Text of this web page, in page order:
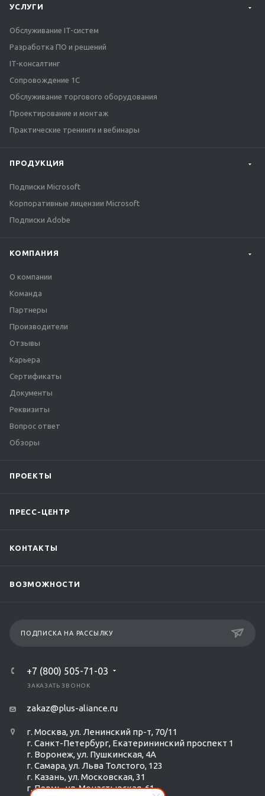
УСЛУГИ
Обслуживание IT-систем
Разработка ПО и решений
IT-консалтинг
Сопровождение 1С
Обслуживание торгового оборудования
Проектирование и монтаж
Практические тренинги и вебинары
ПРОДУКЦИЯ
Подписки Microsoft
Корпоративные лицензии Microsoft
Подписки Adobe
КОМПАНИЯ
О компании
Команда
Партнеры
Производители
Отзывы
Карьера
Сертификаты
Документы
Реквизиты
Вопрос ответ
Обзоры
ПРОЕКТЫ
ПРЕСС-ЦЕНТР
КОНТАКТЫ
ВОЗМОЖНОСТИ
ПОДПИСКА НА РАССЫЛКУ
+7 (800) 505-71-03
ЗАКАЗАТЬ ЗВОНОК
zakaz@plus-aliance.ru
г. Москва, ул. Ленинский пр-т, 70/11
г. Санкт-Петербург, Екатерининский проспект 1
г. Воронеж, ул. Пушкинская, 4А
г. Самара, ул. Льва Толстого, 123
г. Казань, ул. Московская, 31
г. Пермь, ул. Монастырская, 61